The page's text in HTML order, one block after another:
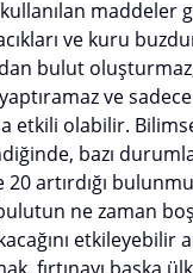
maddeler
ve kuru
bulut
ve
etkili olabilir.
bazı
20 artırdığı
ne zaman
etkileyebilir